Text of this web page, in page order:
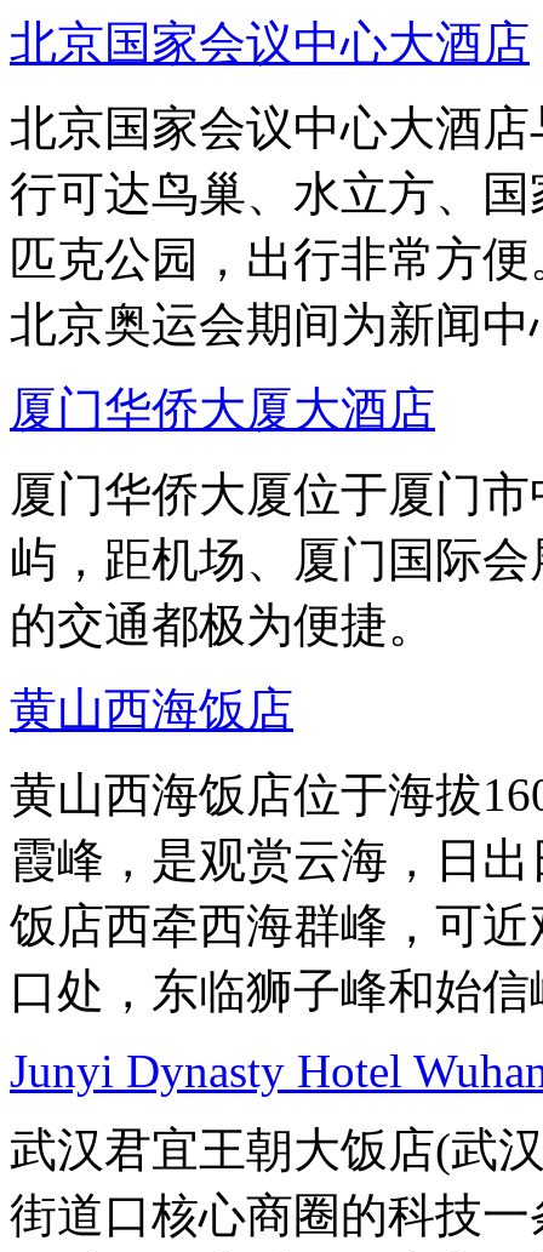
北京国家会议中心大酒店
北京国家会议中心大酒
行可达鸟巢、水立方、
匹克公园，出行非常方
北京奥运会期间为新闻
厦门华侨大厦大酒店
厦门华侨大厦位于厦门
屿，距机场、厦门国际
的交通都极为便捷。
黄山西海饭店
黄山西海饭店位于海拔
霞峰，是观赏云海，日
饭店西牵西海群峰，可
口处，东临狮子峰和始信
Junyi Dynasty Hotel
武汉君宜王朝大饭店(武
街道口核心商圈的科技